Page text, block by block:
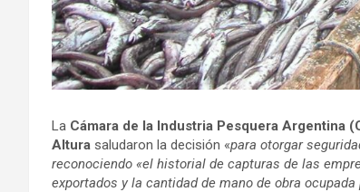
La Cámara de la Industria Pesquera Argentina
Altura saludaron la decisión «para otorgar
reconociendo «el historial de capturas de las
exportados y la cantidad de mano de obra